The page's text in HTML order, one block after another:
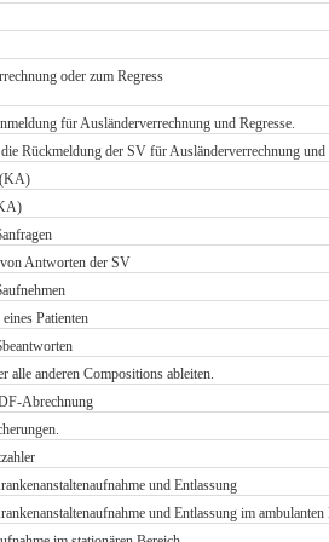
oder zum Regress
für Ausländerverrechnung und Regresse.
Rückmeldung der SV für Ausländerverrechnung und
(KA)
Antworten der SV
Patienten
anderen Compositions ableiten.
Abrechnung
und Entlassung
und Entlassung im ambulanten